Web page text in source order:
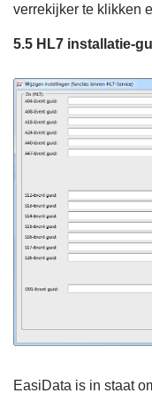
verrekijker te klikken
5.5 HL7 installatie-
EasiData is in staat